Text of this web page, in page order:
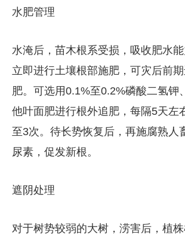
水肥管理
水淹后，苗木根系受损，吸收肥水
立即进行土壤根部施肥，可灾后前
肥。可选用0.1%至0.2%磷酸二氢钾
他叶面肥进行根外追肥，每隔5天左
至3次。待长势恢复后，再施腐熟人
尿素，促发新根。
遮阴处理
对于树势较弱的大树，涝害后，植